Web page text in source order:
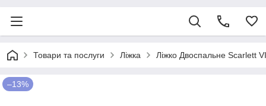
Товари та послуги Ліжка Ліжко Двоспальне Scarlett
–13%